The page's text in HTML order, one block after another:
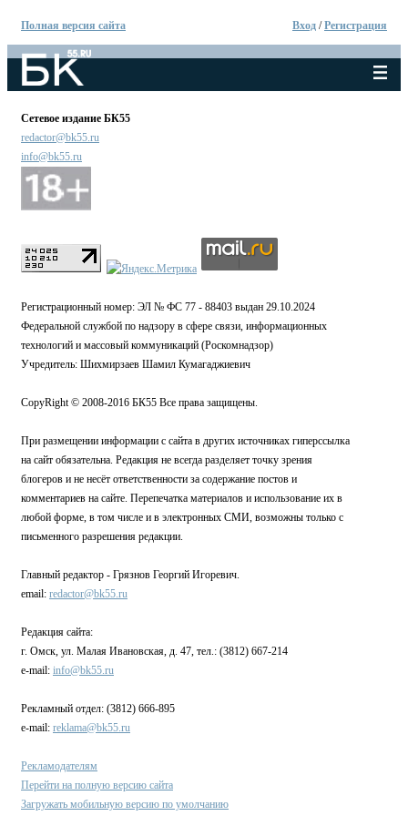
Полная версия сайта Вход /Регистрация
Сетевое издание БК55
redactor@bk55.ru
info@bk55.ru
Регистрационный номер: ЭЛ № ФС 77 - 88403 выдан 29.10.2024
Федеральной службой по надзору в сфере связи, информационных
технологий и массовый коммуникаций (Роскомнадзор)
Учредитель: Шихмирзаев Шамил Кумагаджиевич
CopyRight © 2008-2016 БК55 Все права защищены.
При размещении информации с сайта в других источниках гиперссылка
на сайт обязательна. Редакция не всегда разделяет точку зрения
блогеров и не несёт ответственности за содержание постов и
комментариев на сайте. Перепечатка материалов и использование их в
любой форме, в том числе и в электронных СМИ, возможны только с
письменного разрешения редакции.
Главный редактор - Грязнов Георгий Игоревич.
email: redactor@bk55.ru
Редакция сайта:
г. Омск, ул. Малая Ивановская, д. 47, тел.: (3812) 667-214
e-mail: info@bk55.ru
Рекламный отдел: (3812) 666-895
e-mail: reklama@bk55.ru
Рекламодателям
Перейти на полную версию сайта
Загружать мобильную версию по умолчанию